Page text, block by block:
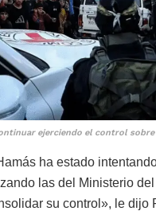
ejerciendo el control sobre
ha estado
las del Ministerio del
su control», le dijo